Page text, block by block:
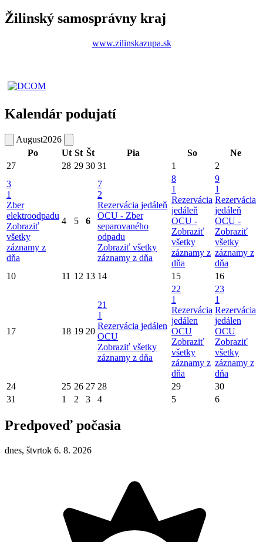
Žilinský samosprávny kraj
www.zilinskazupa.sk
Kalendár podujatí
August2026
Po
Ut St Št Pia So
Ne
27
28 29 30 31 1
2
3
1
Zber
elektroodpadu
Zobraziť
všetky
záznamy z
dňa
4 5 6
7
2
Rezervácia jedáleň
OCU - Zber
separovaného
odpadu
Zobraziť všetky
záznamy z dňa
8
1
Rezervácia
jedáleň
OCU -
Zobraziť
všetky
záznamy z
dňa
9
1
Rezervácia
jedáleň
OCU -
Zobraziť
všetky
záznamy z
dňa
10
11 12 13 14 15 16
17 18 19 20
21
1
Rezervácia jedálen
OCU
Zobraziť všetky
záznamy z dňa
22
1
Rezervácia
jedálen
OCU
Zobraziť
všetky
záznamy z
dňa
23
1
Rezervácia
jedálen
OCU
Zobraziť
všetky
záznamy z
dňa
24
25 26 27 28 29
30
31
1 2 3 4 5 6
Predpoveď počasia
dnes, štvrtok 6. 8. 2026